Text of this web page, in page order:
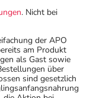
. Nicht bei
der APO
am Produkt
als Gast sowie
über
sind gesetzlich